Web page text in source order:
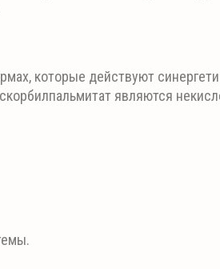
которые действуют
являются